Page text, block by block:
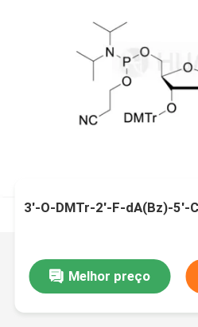
3'-O-DMTr-2'-F-dA(Bz)-5'-
Melhor preço